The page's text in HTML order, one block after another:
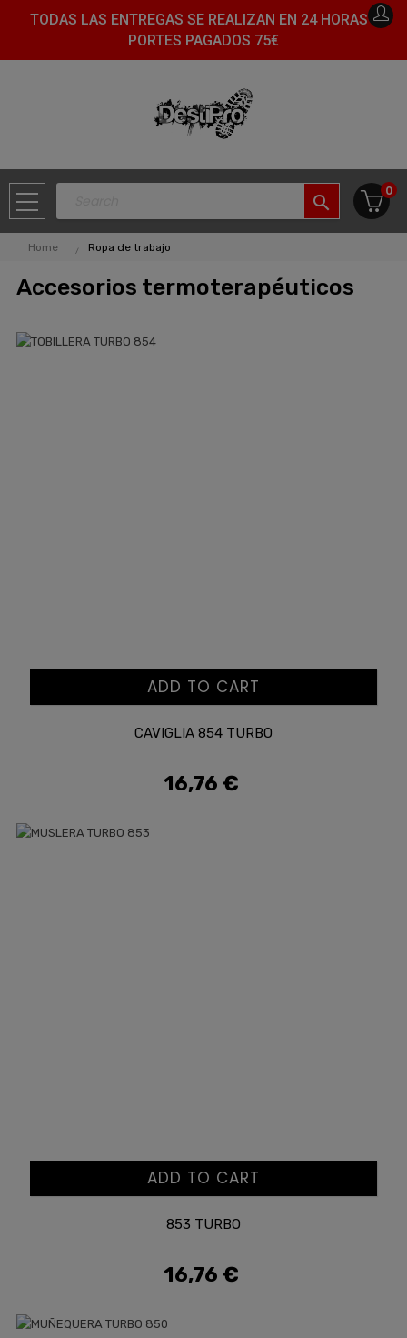
TODAS LAS ENTREGAS SE REALIZAN EN 24 HORAS -
PORTES PAGADOS 75€
search
0
Home Ropa de trabajo
Accesorios termoterapéuticos
ADD TO CART
CAVIGLIA 854 TURBO
Prezzo
16,76 €
ADD TO CART
853 TURBO
Prezzo
16,76 €